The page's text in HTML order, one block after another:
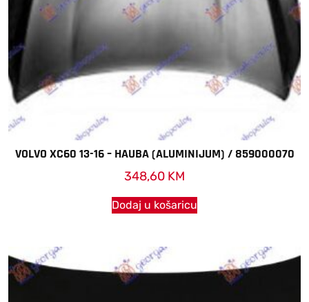
VOLVO XC60 13-16 – HAUBA (ALUMINIJUM) / 859000070
348,60 KM
Dodaj u košaricu